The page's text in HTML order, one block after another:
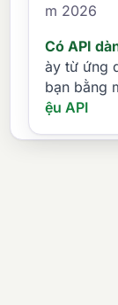
m 2026
Có API
ày từ ứng
bạn bằng
ệu API